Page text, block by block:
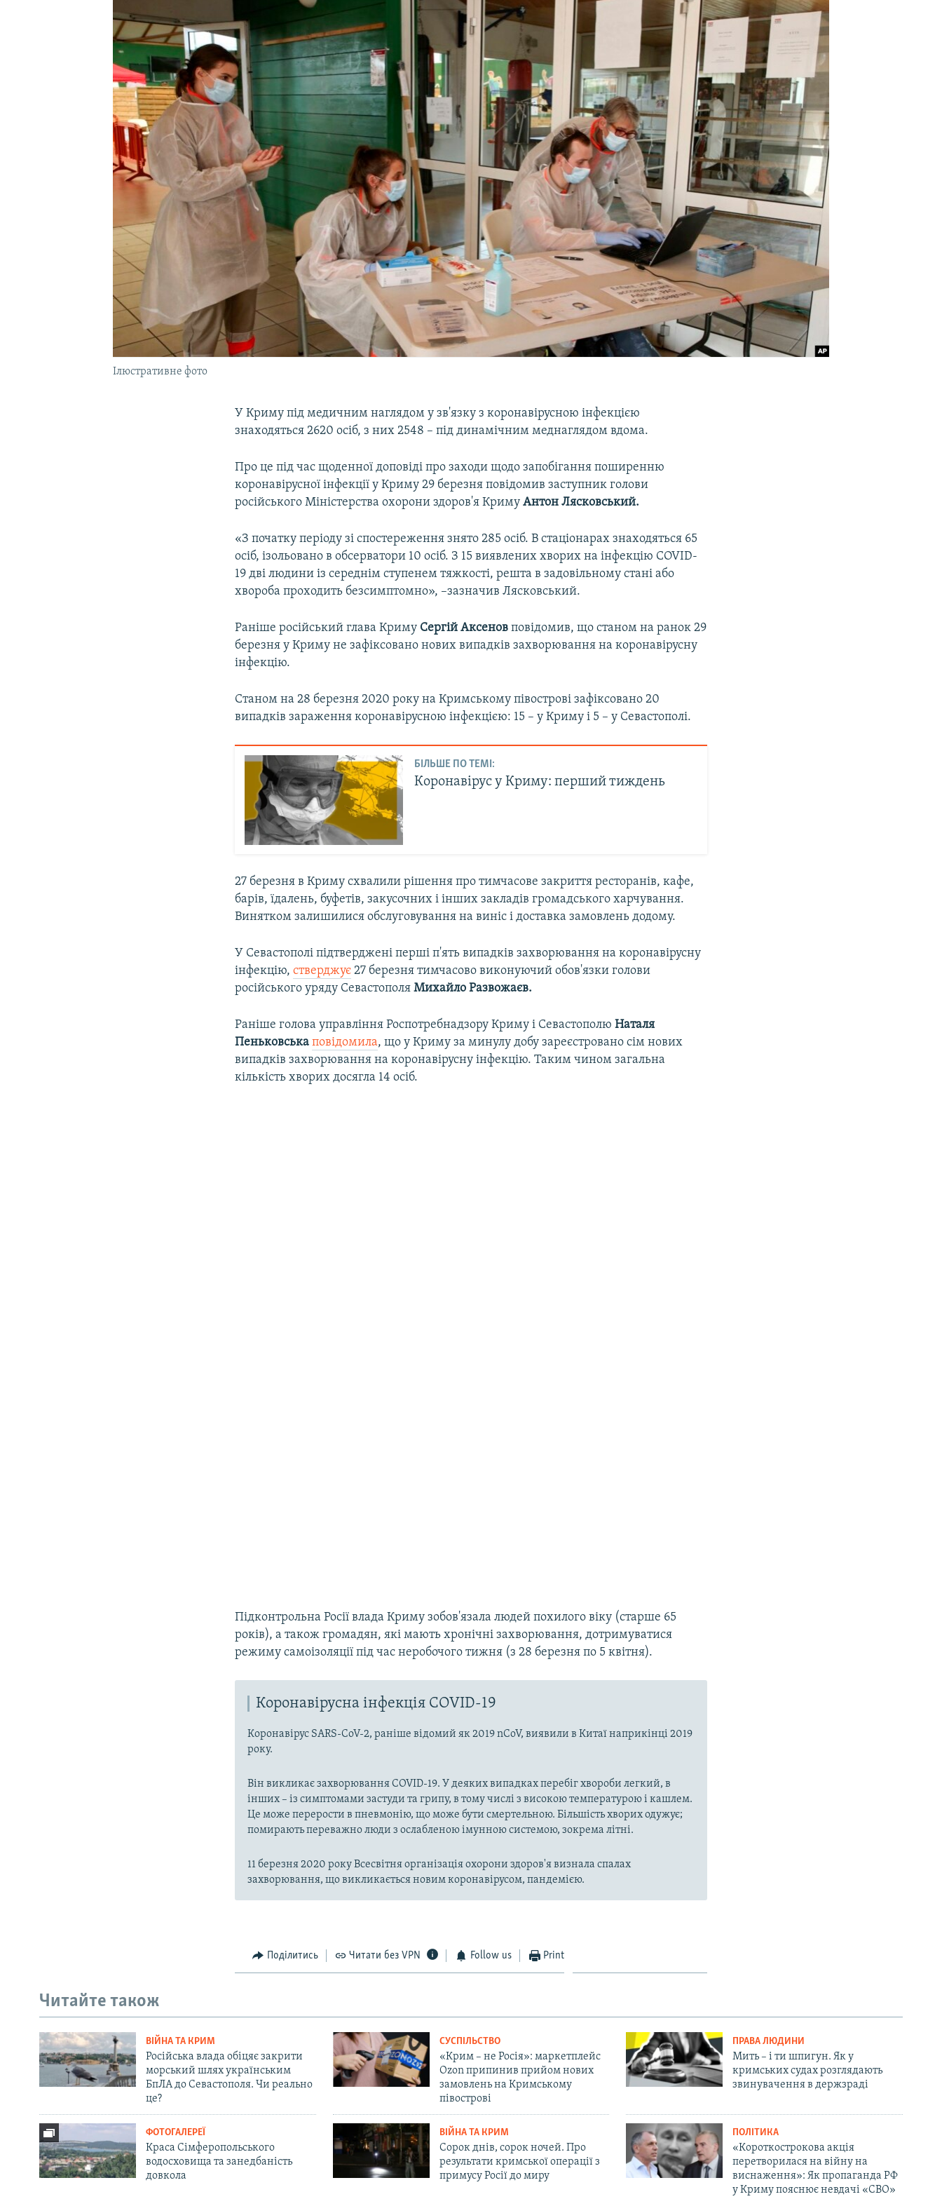
УКРАЇНСЬКА ПРОБЛЕМА КРИМУ
Ілюстративне фото
У Криму під медичним наглядом у зв'язку з коронавірусною інфекцією
знаходяться 2620 осіб, з них 2548 – під динамічним меднаглядом вдома.
Про це під час щоденної доповіді про заходи щодо запобігання поширенню
коронавірусної інфекції у Криму 29 березня повідомив заступник голови
російського Міністерства охорони здоров'я КримуАнтон Лясковський.
«З початку періоду зі спостереження знято 285 осіб. В стаціонарах знаходяться 65
осіб, ізольовано в обсерватори 10 осіб. З 15 виявлених хворих на інфекцію COVID-
19 дві людини із середнім ступенем тяжкості, решта в задовільному стані або
хвороба проходить безсимптомно», –зазначив Лясковський.
Раніше російський глава Криму Сергій Аксеновповідомив, що станом на ранок 29
березня у Криму не зафіксовано нових випадків захворювання на коронавірусну
інфекцію.
Станом на 28 березня 2020 року на Кримському півострові зафіксовано 20
випадків зараження коронавірусною інфекцією: 15 – у Криму і 5 – у Севастополі.
БІЛЬШЕ ПО ТЕМІ:
Коронавірус у Криму: перший тиждень
27 березня в Криму схвалили рішення про тимчасове закриття ресторанів, кафе,
барів, їдалень, буфетів, закусочних і інших закладів громадського харчування.
Винятком залишилися обслуговування на виніс і доставка замовлень додому.
У Севастополі підтверджені перші п'ять випадків захворювання на коронавірусну
інфекцію,стверджує 27 березня тимчасово виконуючий обов'язки голови
російського уряду СевастополяМихайло Развожаєв.
Раніше голова управління Роспотребнадзору Криму і СевастополюНаталя
Пеньковськаповідомила, що у Криму за минулу добу зареєстровано сім нових
випадків захворювання на коронавірусну інфекцію. Таким чином загальна
кількість хворих досягла 14 осіб.
Підконтрольна Росії влада Криму зобов'язала людей похилого віку (старше 65
років), а також громадян, які мають хронічні захворювання, дотримуватися
режиму самоізоляції під час неробочого тижня (з 28 березня по 5 квітня).
Коронавірусна інфекція COVID-19
Коронавірус SARS-CoV-2, раніше відомий як 2019 nCoV, виявили в Китаї наприкінці 2019
року.
Він викликає захворювання COVID-19. У деяких випадках перебіг хвороби легкий, в
інших – із симптомами застуди та грипу, в тому числі з високою температурою і кашлем.
Це може перерости в пневмонію, що може бути смертельною. Більшість хворих одужує;
помирають переважно люди з ослабленою імунною системою, зокрема літні.
11 березня 2020 року Всесвітня організація охорони здоров'я визнала спалах
захворювання, що викликається новим коронавірусом, пандемією.
Поділитись Читати без VPN Follow us Print
Читайте також
ВІЙНА ТА КРИМ
Російська влада обіцяє закрити
морський шлях українським
БпЛА до Севастополя. Чи реально
це?
СУСПІЛЬСТВО
«Крим – не Росія»: маркетплейс
Ozon припинив прийом нових
замовлень на Кримському
півострові
ПРАВА ЛЮДИНИ
Мить – і ти шпигун. Як у
кримських судах розглядають
звинувачення в держзраді
ФОТОГАЛЕРЕЇ
Краса Сімферопольського
водосховища та занедбаність
довкола
ВІЙНА ТА КРИМ
Сорок днів, сорок ночей. Про
результати кримської операції з
примусу Росії до миру
ПОЛІТИКА
«Короткострокова акція
перетворилася на війну на
виснаження»: Як пропаганда РФ
у Криму пояснює невдачі «СВО»